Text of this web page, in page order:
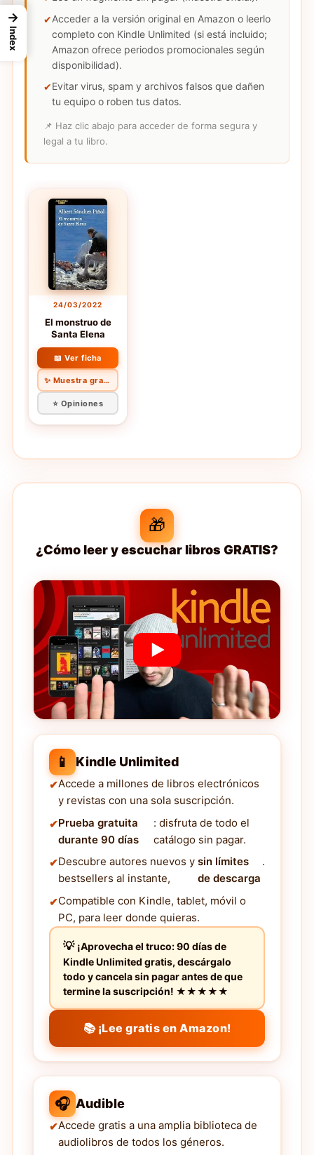
Acceder a la versión original en Amazon o leerlo
completo con Kindle Unlimited (si está incluido;
Amazon ofrece periodos promocionales según
disponibilidad).
Evitar virus, spam y archivos falsos que dañen
tu equipo o roben tus datos.
📌 Haz clic abajo para acceder de forma segura y
legal a tu libro.
24/03/2022
El monstruo de
Santa Elena
📖 Ver ficha
✨ Muestra gratis
⭐ Opiniones
🎁
¿Cómo leer y escuchar libros GRATIS?
📱 Kindle Unlimited
Accede a millones de libros electrónicos
y revistas con una sola suscripción.
Prueba gratuita
durante 90 días
: disfruta de todo el
catálogo sin pagar.
Descubre autores nuevos y
bestsellers al instante,
sin límites
de descarga
.
Compatible con Kindle, tablet, móvil o
PC, para leer donde quieras.
¡Aprovecha el truco: 90 días de
Kindle Unlimited gratis, descárgalo
todo y cancela sin pagar antes de que
termine la suscripción! ★★★★★
📚 ¡Lee gratis en Amazon!
🎧 Audible
Accede gratis a una amplia biblioteca de
audiolibros de todos los géneros.
→
Index